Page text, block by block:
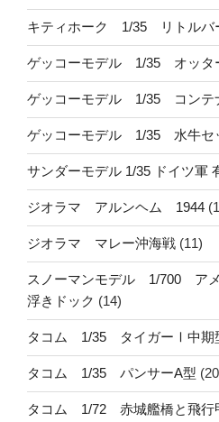
キティホーク 1/35 リトルバ
ゲッコーモデル 1/35 オッタ
ゲッコーモデル 1/35 コンテ
ゲッコーモデル 1/35 水牛セ
サンダーモデル 1/35 ドイツ軍
ジオラマ アルンヘム 1944
ジオラマ マレー沖海戦 (11)
スノーマンモデル 1/700 ア
浮きドック (14)
タコム 1/35 タイガーⅠ中期
タコム 1/35 パンサーA型
タコム 1/72 赤城艦橋と飛行